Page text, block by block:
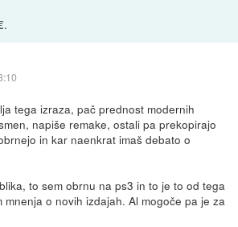
tega izraza, pač prednost modernih
napiše remake, ostali pa prekopirajo
in kar naenkrat imaš debato o
to sem obrnu na ps3 in to je to od tega
mnenja o novih izdajah. Al mogoče pa je za